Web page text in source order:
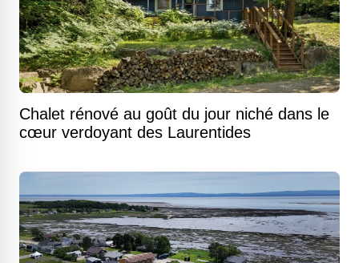
Chalet rénové au goût du jour niché dans le
cœur verdoyant des Laurentides